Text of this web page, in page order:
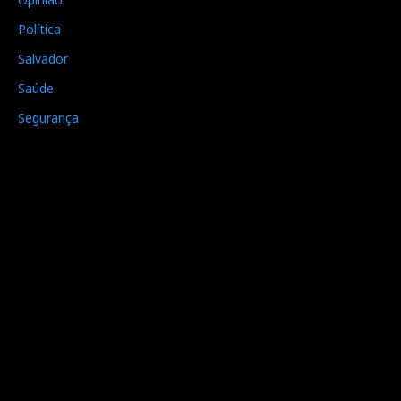
Política
Salvador
Saúde
Segurança